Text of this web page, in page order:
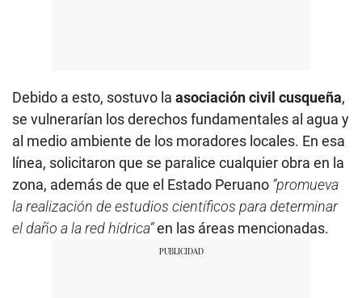
Debido a esto, sostuvo la asociación civil cusqueña,
se vulnerarían los derechos fundamentales al agua y
al medio ambiente de los moradores locales. En esa
línea, solicitaron que se paralice cualquier obra en la
zona, además de que el Estado Peruano “promueva
la realización de estudios científicos para determinar
el daño a la red hídrica”en las áreas mencionadas.